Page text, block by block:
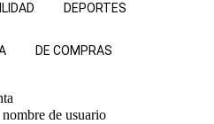
DEPORTES
DE COMPRAS
de usuario